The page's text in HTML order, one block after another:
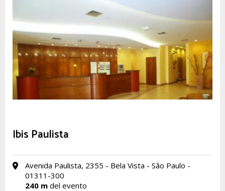
Ibis Paulista
Avenida Paulista, 2355 - Bela Vista - São Paulo -
01311-300
240 m del evento